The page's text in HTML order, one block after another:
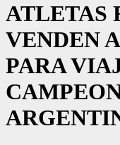
ATLETAS
VENDEN
PARA